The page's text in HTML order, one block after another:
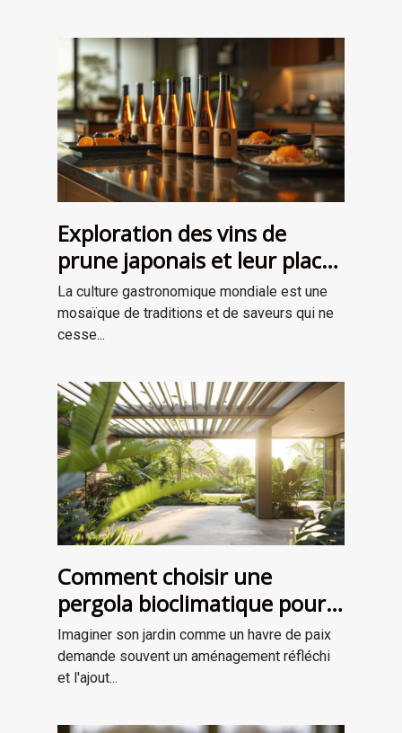
Exploration des vins de
prune japonais et leur place
dans la gastronomie
moderne
La culture gastronomique mondiale est une
mosaïque de traditions et de saveurs qui ne
cesse...
Comment choisir une
pergola bioclimatique pour
améliorer votre jardin
Imaginer son jardin comme un havre de paix
demande souvent un aménagement réfléchi
et l'ajout...